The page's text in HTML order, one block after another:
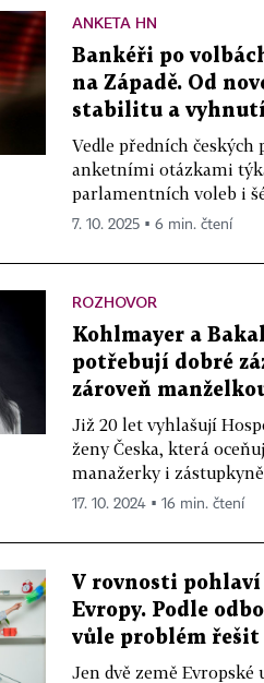
ANKETA HN
Bankéři po
na Západě. Od
stabilitu a vyhnutí
Vedle předních
anketními otázkami
parlamentních voleb i
7. 10. 2025 ▪ 6 min. čtení
ROZHOVOR
Kohlmayer a
potřebují dobré
zároveň
Již 20 let vyhlašují
ženy Česka, která
manažerky i
17. 10. 2024 ▪ 16 min. čtení
V rovnosti pohlaví
Evropy. Podle
vůle problém řešit
Jen dvě země